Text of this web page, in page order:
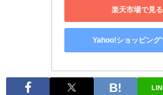
楽天市場で見る
Yahoo!ショッピング